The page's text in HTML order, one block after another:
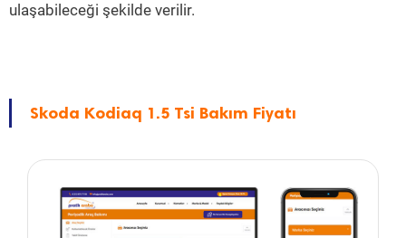
ulaşabileceği şekilde verilir.
Skoda Kodiaq 1.5 Tsi Bakım Fiyatı